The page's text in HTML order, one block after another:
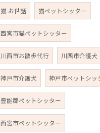
猫 お世話 猫ペットシッター
西宮市猫ペットシッター
川西市お散歩代行 川西市介護犬
神戸市介護犬 神戸市ペットシッ
豊能郡ペットシッター
西宮市ペットシッター